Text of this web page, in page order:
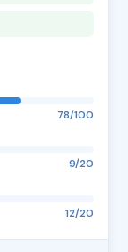
78/100
9/20
12/20